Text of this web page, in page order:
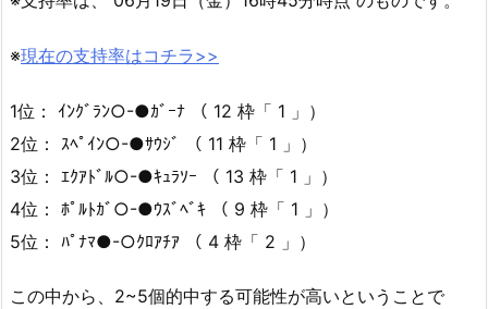
※現在の支持率はコチラ>>
1位： ｲﾝｸﾞﾗﾝ○-●ｶﾞｰﾅ （ 12 枠「 1 」）
2位： ｽﾍﾟｲﾝ○-●ｻｳｼﾞ （ 11 枠「 1 」）
3位： ｴｸｱﾄﾞﾙ○-●ｷｭﾗｿｰ （ 13 枠「 1 」）
4位： ﾎﾟﾙﾄｶﾞ○-●ｳｽﾞﾍﾞｷ （ 9 枠「 1 」）
5位： ﾊﾟﾅﾏ●-○ｸﾛｱﾁｱ （ 4 枠「 2 」）
この中から、2~5個的中する可能性が高いということで